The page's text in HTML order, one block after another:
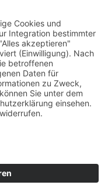
übernimmt
und
St. Pauli und
Anlage
Kriterien
Ergebnisse werden
auf